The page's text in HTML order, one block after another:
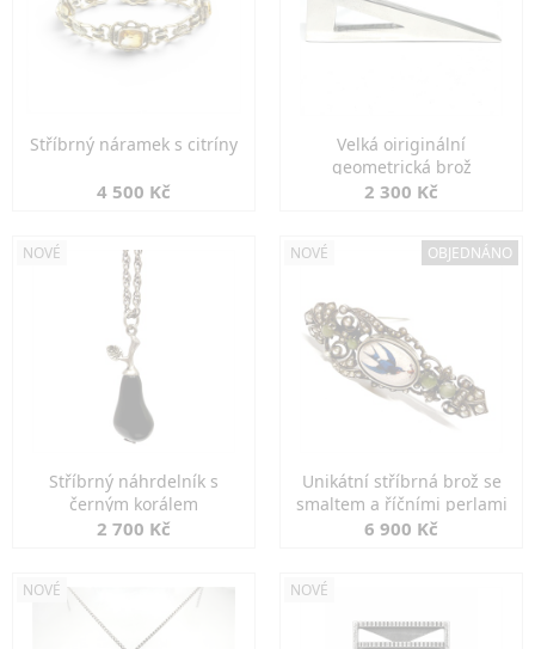
Stříbrný náramek s citríny
4 500 Kč
Velká oiriginální
geometrická brož
2 300 Kč
NOVÉ
Stříbrný náhrdelník s
černým korálem
2 700 Kč
NOVÉ OBJEDNÁNO
Unikátní stříbrná brož se
smaltem a říčními perlami
6 900 Kč
NOVÉ NOVÉ